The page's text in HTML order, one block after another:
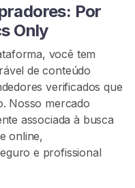
Por
Only
você tem
de conteúdo
verificados que
Nosso mercado
associada à busca
online,
e profissional